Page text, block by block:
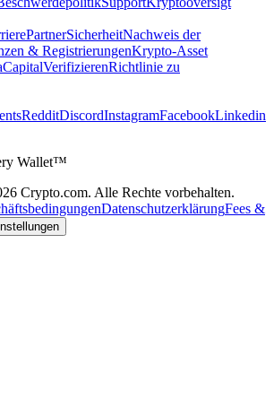
PartnerSicherheitNachweis der
& RegistrierungenKrypto-Asset
CapitalVerifizierenRichtlinie zu
RedditDiscordInstagramFacebookLinkedin
Wallet™
Crypto.com. Alle Rechte vorbehalten.
DatenschutzerklärungFees &